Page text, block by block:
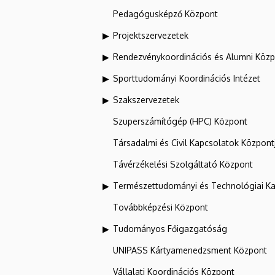
Pedagógusképző Központ
Projektszervezetek
Rendezvénykoordinációs és Alumni
Sporttudományi Koordinációs Intézet
Szakszervezetek
Szuperszámítógép (HPC) Központ
Társadalmi és Civil Kapcsolatok
Távérzékelési Szolgáltató Központ
Természettudományi és Technológiai
Továbbképzési Központ
Tudományos Főigazgatóság
UNIPASS Kártyamenedzsment Központ
Vállalati Koordinációs Központ